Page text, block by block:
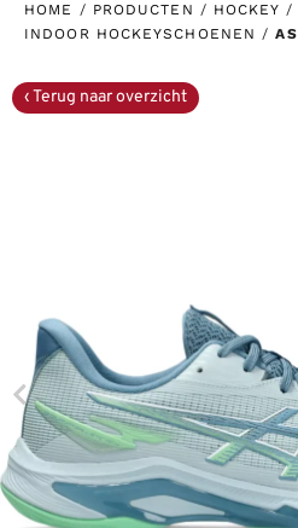
HOME / PRODUCTEN / HOCKEY /
INDOOR HOCKEYSCHOENEN /